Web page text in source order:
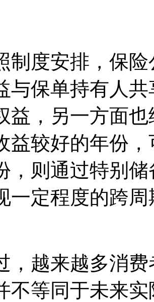
度安排，保险
与保单持有人
益，另一方面
益较好的年份
，则通过特别
一定程度的跨
越来越多消费
不等同于未来